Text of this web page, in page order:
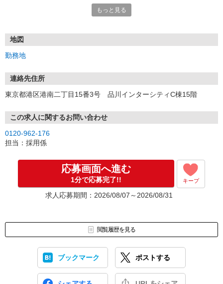
お電話の際は「イーアイデムを見た」と伝えるとスムーズです。
もっと見る
地図
勤務地
連絡先住所
東京都港区港南二丁目15番3号 品川インターシティC棟15階
この求人に関するお問い合わせ
0120-962-176
担当：採用係
応募画面へ進む
1分で応募完了!! キープ
求人応募期間：2026/08/07～2026/08/31
閲覧履歴を見る
ブックマーク ポストする